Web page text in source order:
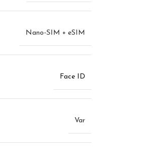
Nano-SIM + eSIM
Face ID
Var